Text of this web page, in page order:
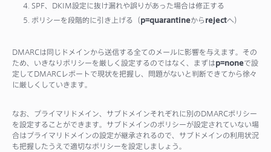
SPF、DKIM設定に抜け漏れや誤りがあった場合は修正する
ポリシーを段階的に引き上げる（p=quarantineからrejectへ）
DMARCは同じドメインから送信する全てのメールに影響を与えます。その
ため、いきなりポリシーを厳しく設定するのではなく、まずはp=noneで設
定してDMARCレポートで現状を把握し、問題がないと判断できてから徐々
に厳しくしていきます。
なお、プライマリドメイン、サブドメインそれぞれに別のDMARCポリシー
を設定することができます。サブドメインのポリシーが設定されていない場
合はプライマリドメインの設定が継承されるので、サブドメインの利用状況
も把握したうえで適切なポリシーを設定しましょう。